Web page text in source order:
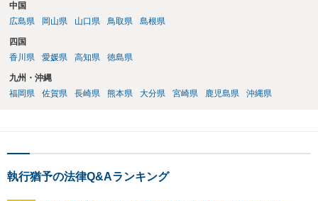
中国
広島県
岡山県 山口県 鳥取県 島根県
四国
香川県
愛媛県 高知県 徳島県
九州・沖縄
福岡県
佐賀県 長崎県 熊本県 大分県 宮崎県 鹿児島県 沖縄県
執行猶予の法律Q&Aランキング